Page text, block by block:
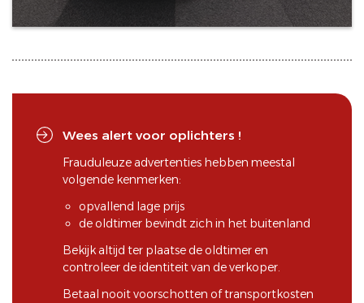
Wees alert voor oplichters !
Frauduleuze advertenties hebben meestal
volgende kenmerken:
opvallend lage prijs
de oldtimer bevindt zich in het buitenland
Bekijk altijd ter plaatse de oldtimer en
controleer de identiteit van de verkoper.
Betaal nooit voorschotten of transportkosten